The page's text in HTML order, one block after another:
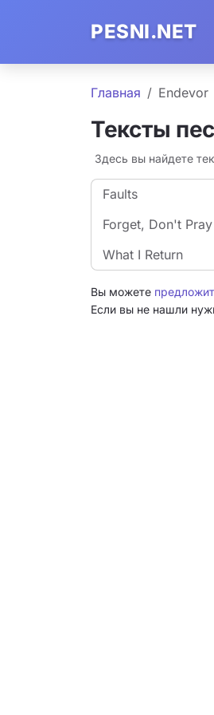
PESNI.NET
Главная Endevor
Тексты
Здесь вы найдете
Faults
Forget, Don't Pray
What I Return
Вы можете
Если вы не нашли